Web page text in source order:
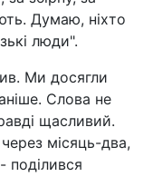
Думаю, ніхто
люди".
Ми досягли
Слова не
щасливий.
місяць-два,
поділився